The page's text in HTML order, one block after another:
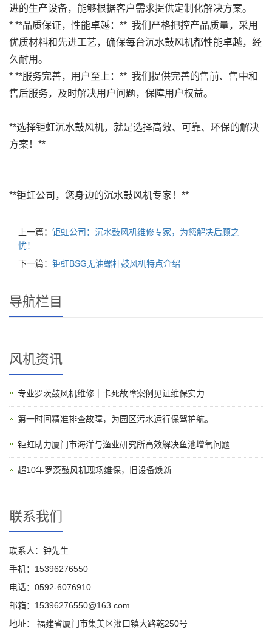
进的生产设备，能够根据客户需求提供定制化解决方案。
* **品质保证，性能卓越：** 我们严格把控产品质量，采用
优质材料和先进工艺，确保每台沉水鼓风机都性能卓越，经
久耐用。
* **服务完善，用户至上：** 我们提供完善的售前、售中和
售后服务，及时解决用户问题，保障用户权益。
**选择钜虹沉水鼓风机，就是选择高效、可靠、环保的解决
方案！**
**钜虹公司，您身边的沉水鼓风机专家！**
上一篇： 钜虹公司：沉水鼓风机维修专家，为您解决后顾之
忧！
下一篇： 钜虹BSG无油螺杆鼓风机特点介绍
导航栏目
风机资讯
专业罗茨鼓风机维修｜卡死故障案例见证维保实力
第一时间精准排查故障，为园区污水运行保驾护航。
钜虹助力厦门市海洋与渔业研究所高效解决鱼池增氧问题
超10年罗茨鼓风机现场维保，旧设备焕新
联系我们
联系人：钟先生
手机：15396276550
电话：0592-6076910
邮箱：15396276550@163.com
地址： 福建省厦门市集美区灌口镇大路乾250号